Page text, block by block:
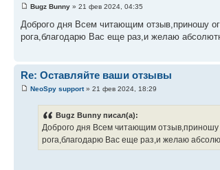
Bugz Bunny » 21 фев 2024, 04:35
Доброго дня Всем читающим отзыв,приношу
рога,благодарю Вас еще раз,и желаю
Re: Оставляйте ваши отзывы
NeoSpy support» 21 фев 2024, 18:29
Bugz Bunny писал(а):
Доброго дня Всем читающим отзыв,приношу
рога,благодарю Вас еще раз,и желаю